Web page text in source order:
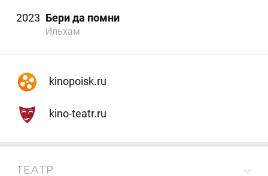
2023 Бери да помни
Ильхам
kinopoisk.ru
kino-teatr.ru
ТЕАТР